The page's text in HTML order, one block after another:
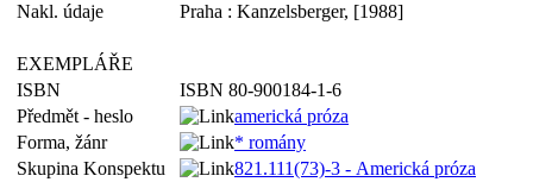
Nakl. údaje
Praha : Kanzelsberger, [1988]
EXEMPLÁŘE
ISBN
ISBN 80-900184-1-6
Předmět - heslo
americká próza
Forma, žánr
* romány
Skupina Konspektu
821.111(73)-3 - Americká próza